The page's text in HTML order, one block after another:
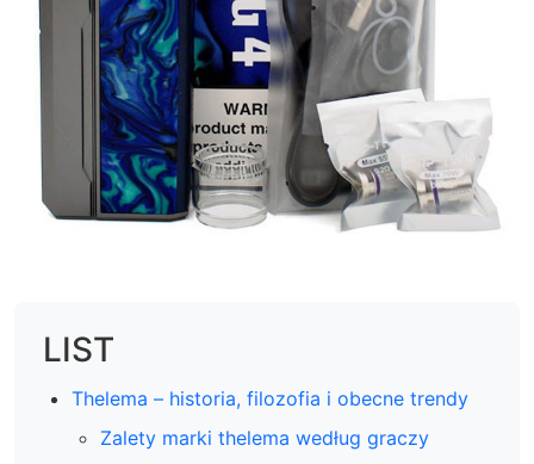
LIST
Thelema – historia, filozofia i obecne trendy
Zalety marki thelema według graczy